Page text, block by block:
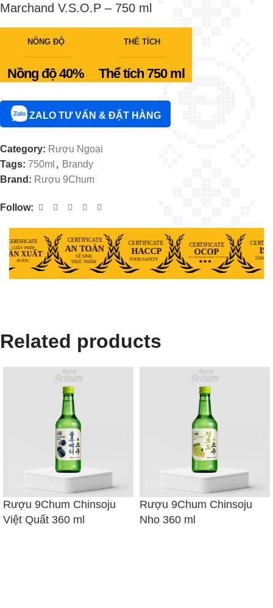
Marchand V.S.O.P – 750 ml
NỒNG ĐỘ
Nồng độ 40%
THỂ TÍCH
Thể tích 750 ml
ZALO TƯ VẤN & ĐẶT HÀNG
Category: Rượu Ngoại
Tags: 750ml , Brandy
Brand: Rượu 9Chum
Follow:
Related products
Rượu 9Chum Chinsoju
Việt Quất 360 ml
Rượu 9Chum Chinsoju
Nho 360 ml